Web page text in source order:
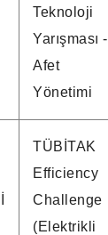
Teknoloji
Yarışması -
Afet
Yönetimi
TÜBİTAK
Efficiency
Challenge
(Elektrikli